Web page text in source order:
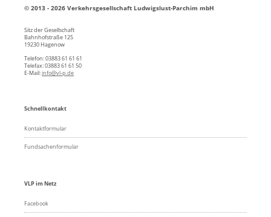
© 2013 - 2026 Verkehrsgesellschaft Ludwigslust-Parchim mbH
Sitz der Gesellschaft
Bahnhofstraße 125
19230 Hagenow
Telefon: 03883 61 61 61
Telefax: 03883 61 61 50
E-Mail:info@vl-p.de
Schnellkontakt
Kontaktformular
Fundsachenformular
VLP im Netz
Facebook